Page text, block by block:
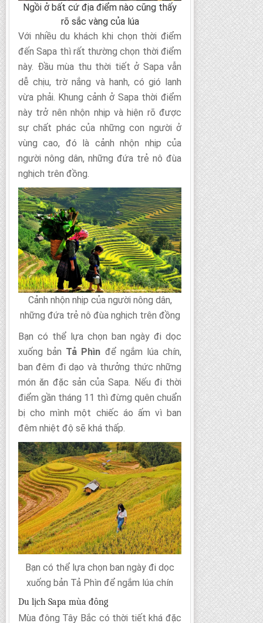
Ngồi ở bất cứ địa điểm nào cũng thấy
rõ sắc vàng của lúa
Với nhiều du khách khi chọn thời điểm
đến Sapa thì rất thường chọn thời điểm
này. Đầu mùa thu thời tiết ở Sapa vẫn
dễ chịu, trờ nắng và hanh, có gió lanh
vừa phải. Khung cảnh ở Sapa thời điểm
này trở nên nhộn nhịp và hiện rõ được
sự chất phác của những con người ở
vùng cao, đó là cảnh nhộn nhịp của
người nông dân, những đứa trẻ nô đùa
nghịch trên đồng.
Cảnh nhộn nhịp của người nông dân,
những đứa trẻ nô đùa nghịch trên đồng
Bạn có thể lựa chọn ban ngày đi dọc
xuống bản Tả Phìn để ngắm lúa chín,
ban đêm đi dạo và thưởng thức những
món ăn đặc sản của Sapa. Nếu đi thời
điểm gần tháng 11 thì đừng quên chuẩn
bị cho mình một chiếc áo ấm vì ban
đêm nhiệt độ sẽ khá thấp.
Bạn có thể lựa chọn ban ngày đi dọc
xuống bản Tả Phìn để ngắm lúa chín
Du lịch Sapa mùa đông
Mùa đông Tây Bắc có thời tiết khá đặc